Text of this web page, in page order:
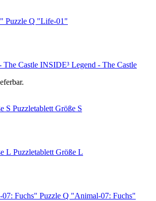
Puzzle Q "Life-01"
INSIDE³ Legend - The Castle
Puzzletablett Größe S
Puzzletablett Größe L
Puzzle Q "Animal-07: Fuchs"